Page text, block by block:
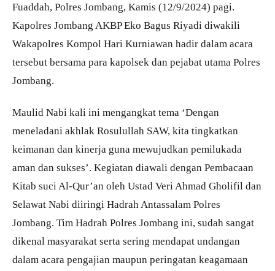
Fuaddah, Polres Jombang, Kamis (12/9/2024) pagi.
Kapolres Jombang AKBP Eko Bagus Riyadi diwakili
Wakapolres Kompol Hari Kurniawan hadir dalam acara
tersebut bersama para kapolsek dan pejabat utama Polres
Jombang.
Maulid Nabi kali ini mengangkat tema ‘Dengan
meneladani akhlak Rosulullah SAW, kita tingkatkan
keimanan dan kinerja guna mewujudkan pemilukada
aman dan sukses’. Kegiatan diawali dengan Pembacaan
Kitab suci Al-Qur’an oleh Ustad Veri Ahmad Gholifil dan
Selawat Nabi diiringi Hadrah Antassalam Polres
Jombang. Tim Hadrah Polres Jombang ini, sudah sangat
dikenal masyarakat serta sering mendapat undangan
dalam acara pengajian maupun peringatan keagamaan